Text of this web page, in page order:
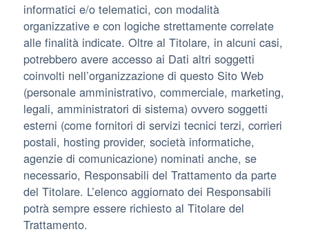
informatici e/o telematici, con modalità
organizzative e con logiche strettamente correlate
alle finalità indicate. Oltre al Titolare, in alcuni casi,
potrebbero avere accesso ai Dati altri soggetti
coinvolti nell’organizzazione di questo Sito Web
(personale amministrativo, commerciale, marketing,
legali, amministratori di sistema) ovvero soggetti
esterni (come fornitori di servizi tecnici terzi, corrieri
postali, hosting provider, società informatiche,
agenzie di comunicazione) nominati anche, se
necessario, Responsabili del Trattamento da parte
del Titolare. L’elenco aggiornato dei Responsabili
potrà sempre essere richiesto al Titolare del
Trattamento.